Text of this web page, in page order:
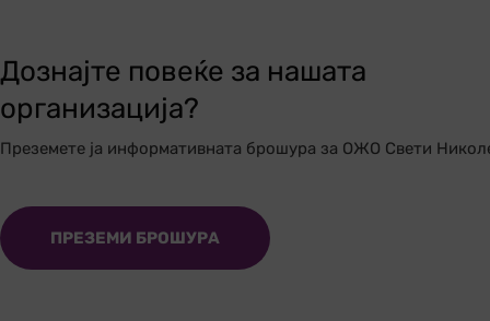
Дознајте повеќе за нашата
организација?
Преземете ја информативната брошура за ОЖО Свети
ПРЕЗЕМИ БРОШУРА